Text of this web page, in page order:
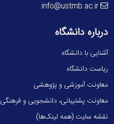
info@ustmb.ac.ir
درباره دانشگاه
آشنایی با دانشگاه
ریاست دانشگاه
معاونت آموزشی و پژوهشی
معاونت پشتیبانی، دانشجویی و فرهنگی
نقشه سایت (همه لینک‌ها)